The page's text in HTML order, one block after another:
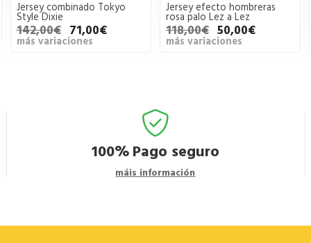
Jersey combinado Tokyo
Style Dixie
142,00€ 71,00€
más variaciones
Jersey efecto hombreras
rosa palo Lez a Lez
118,00€ 50,00€
más variaciones
100%Pago seguro
máis información